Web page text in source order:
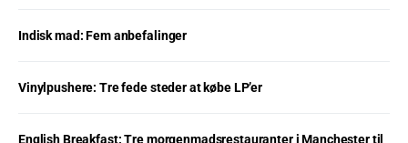
Indisk mad: Fem anbefalinger
Vinylpushere: Tre fede steder at købe LP’er
English Breakfast: Tre morgenmadsrestauranter i Manchester til